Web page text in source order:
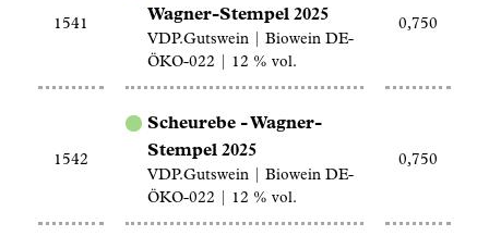
1541
Wagner-Stempel 2025
VDP.Gutswein | Biowein DE-
ÖKO-022 | 12 % vol.
0,750
1542
Scheurebe - Wagner-
Stempel 2025
VDP.Gutswein | Biowein DE-
ÖKO-022 | 12 % vol.
0,750